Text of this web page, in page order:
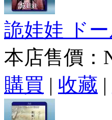
詭娃娃 ド
本店售價：
購買 | 收藏 |